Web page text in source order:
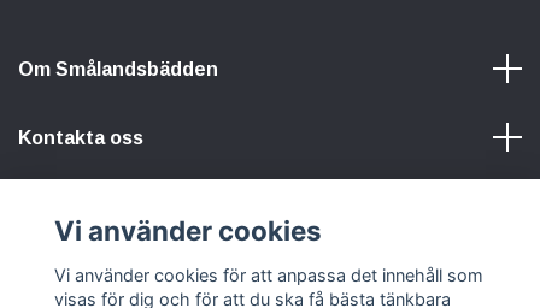
Om Smålandsbädden
Kontakta oss
Sociala medier
Vi använder cookies
Vi använder cookies för att anpassa det innehåll som
visas för dig och för att du ska få bästa tänkbara